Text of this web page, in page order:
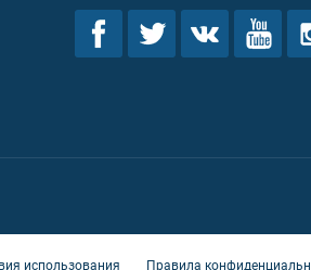
использования Правила